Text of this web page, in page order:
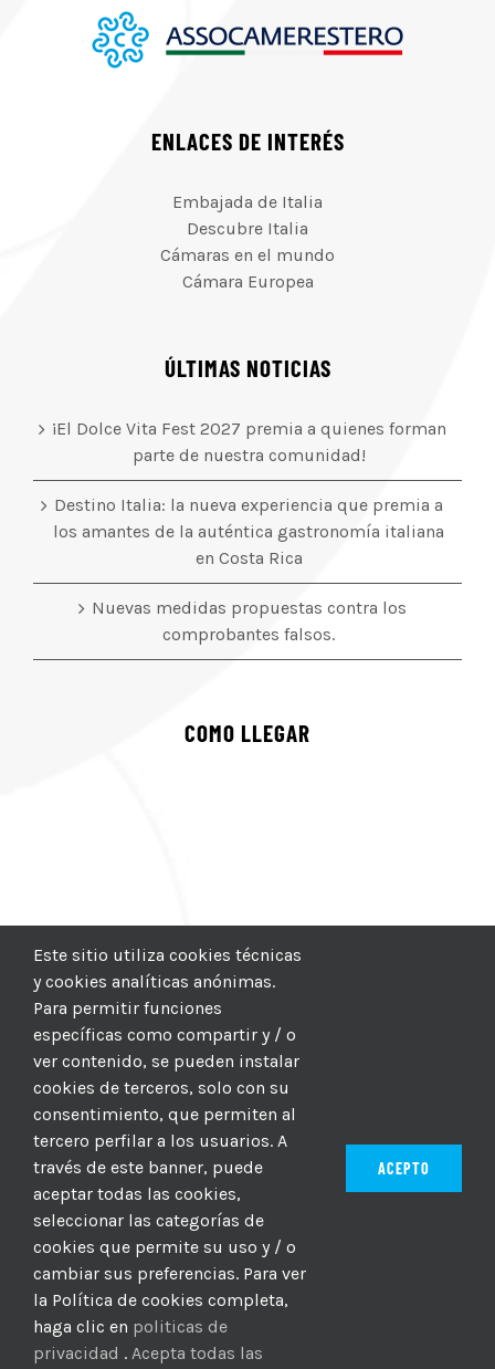
ENLACES DE INTERÉS
Embajada de Italia
Descubre Italia
Cámaras en el mundo
Cámara Europea
ÚLTIMAS NOTICIAS
¡El Dolce Vita Fest 2027 premia a quienes forman
parte de nuestra comunidad!
Destino Italia: la nueva experiencia que premia a
los amantes de la auténtica gastronomía italiana
en Costa Rica
Nuevas medidas propuestas contra los
comprobantes falsos.
COMO LLEGAR
© 2012–2025 |CICIC| Hosting: Hosting Para PYMES
MBAGIO.COM
| Todos los derechos reservados
FacebookTwitterYouTube
Este sitio utiliza cookies técnicas
y cookies analíticas anónimas.
Para permitir funciones
específicas como compartir y / o
ver contenido, se pueden instalar
cookies de terceros, solo con su
consentimiento, que permiten al
tercero perfilar a los usuarios. A
través de este banner, puede
aceptar todas las cookies,
seleccionar las categorías de
cookies que permite su uso y / o
cambiar sus preferencias. Para ver
la Política de cookies completa,
haga clic en politicas de
privacidad . Acepta todas las
ACEPTO